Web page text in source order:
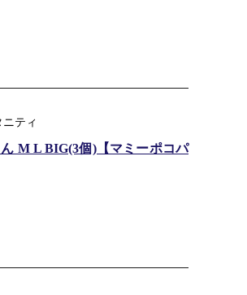
ティ
M L BIG(3個)【マミーポコパ